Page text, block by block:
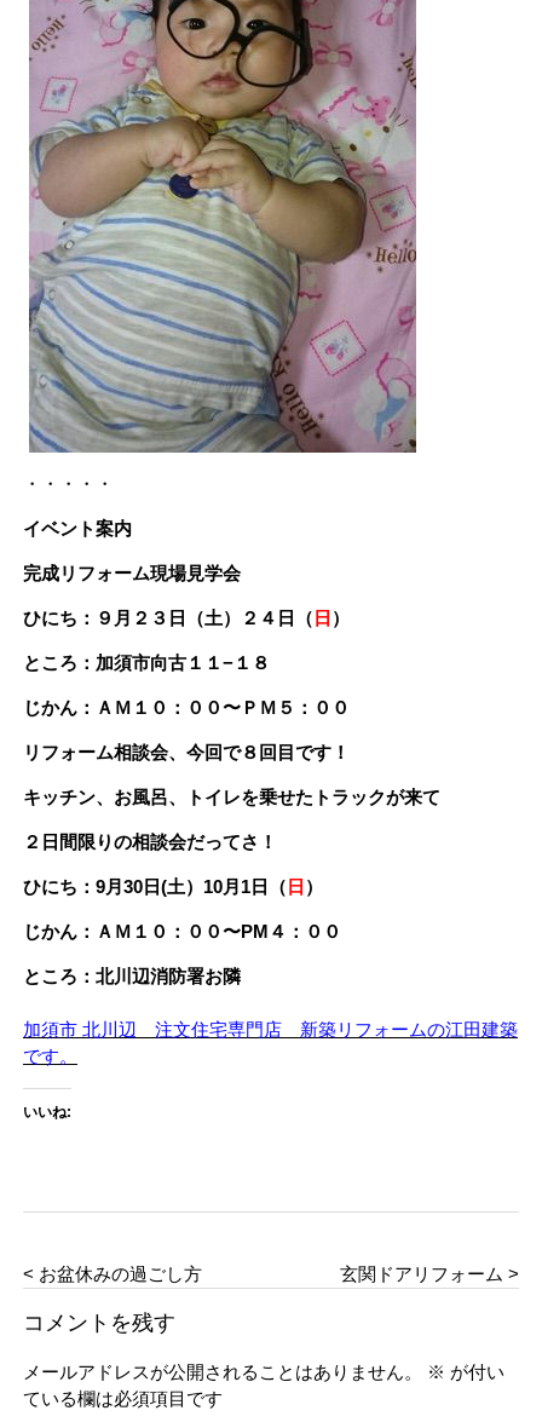
・・・・・
イベント案内
完成リフォーム現場見学会
ひにち：９月２３日（土）２４日（ 日 ）
ところ：加須市向古１１−１８
じかん：ＡＭ１０：００〜ＰＭ５：００
リフォーム相談会、今回で８回目です！
キッチン、お風呂、トイレを乗せたトラックが来て
２日間限りの相談会だってさ！
ひにち：9月30日(土）10月1日（ 日 ）
じかん：ＡＭ１０：００〜PM４：００
ところ：北川辺消防署お隣
加須市 北川辺 注文住宅専門店 新築リフォームの江田建築
です。
いいね:
< お盆休みの過ごし方 玄関ドアリフォーム >
コメントを残す
メールアドレスが公開されることはありません。 ※ が付い
ている欄は必須項目です